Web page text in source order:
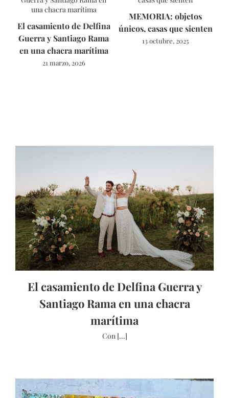
El casamiento de Delfina
Guerra y Santiago Rama
en una chacra marítima
21 marzo, 2026
MEMORIA: objetos
únicos, casas que sienten
13 octubre, 2025
El casamiento de Delfina Guerra y
Santiago Rama en una chacra
marítima
Con [...]